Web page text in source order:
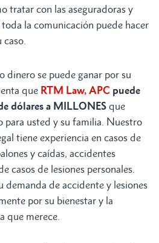
tratar con las aseguradoras y
la comunicación puede hacer
dinero se puede ganar por su
que RTM Law, APC puede
dólares a MILLONES que
para usted y su familia. Nuestro
tiene experiencia en casos de
y caídas, accidentes
casos de lesiones personales.
demanda de accidente y lesiones
por su bienestar y la
que merece.